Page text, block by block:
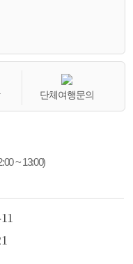
단체여행문의
~ 13:00)